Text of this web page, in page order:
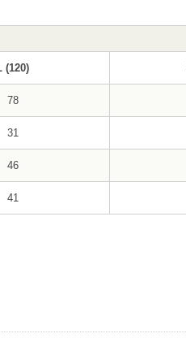
(120)
78
31
46
41